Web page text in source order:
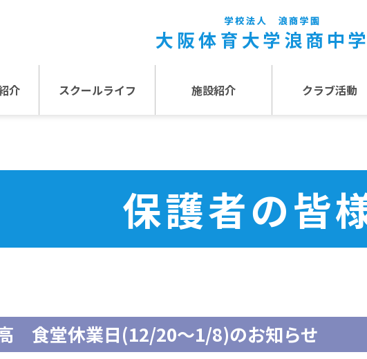
介 スクールライフ 施設紹介 クラブ活動
保護者の皆
食堂休業日(12/20～1/8)のお知らせ